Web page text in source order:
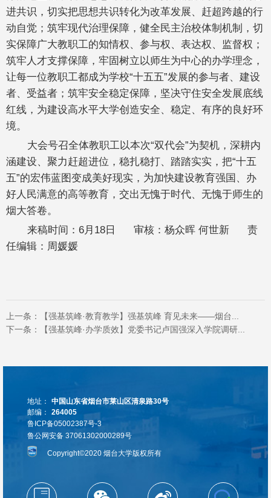
进共识，切实把思想共识转化为改革发展、赶超跨越的行
动自觉；筑牢现代治理保障，健全民主治校体制机制，切
实保障广大教职工的知情权、参与权、表达权、监督权；
筑牢人才支撑保障，牢固树立以师生为中心的办学理念，
让每一位教职工都成为学校“十五五”发展的参与者、建设
者、受益者；筑牢安全稳定保障，坚决守住安全发展底线
红线，为建设高水平大学创造安全、稳定、有序的良好环
境。
大会号召全体教职工以本次“双代会”为契机，深耕内
涵建设、聚力赶超进位，稳扎稳打、踏踏实实，把“十五
五”的宏伟蓝图变成美好现实，为加快建设教育强国、办
好人民满意的高等教育，交出无愧于时代、无愧于师生的
烟大答卷。
来稿时间：6月18日 审核：杨众晖 何世新 责
任编辑：周媛媛
上一条：
【强基筑峰·教育教学】强基筑峰 育见未来——烟台...
下一条：
【强基筑峰·办学质效】党委书记卢国强深入学院调研...
地址：
中国山东省烟台市莱山区清泉路30号
邮编：
264005
鲁ICP备05002387号-3
鲁公网安备 37061302000289号
Copyright©2020 烟台大学版权所有